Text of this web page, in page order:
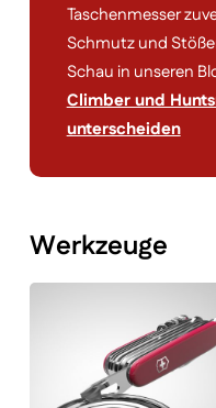
Taschenmesser
Schmutz und
Schau in unseren
Climber und
unterscheiden
Werkzeuge